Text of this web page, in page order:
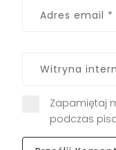
Zapamiętaj
podczas